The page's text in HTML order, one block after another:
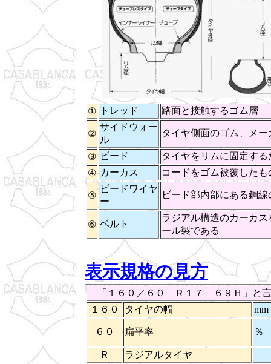
① トレッド 路面と接触するゴム層
②
サイドウォー
ル
タイヤ側面のゴム、メ
③ ビード
タイヤをリムに固定す
④ カーカス コードをゴム被覆した
⑤
ビードワイヤ
ー
ビード部内部にある鋼線
⑥ ベルト
ラジアル構造のカーカ
ール製である
表示規格の見方
「１６０／６０ Ｒ１７ ６９Ｈ」と言
１６０
タイヤの幅 mm
６０ 扁平率 ％
Ｒ ラジアルタイヤ